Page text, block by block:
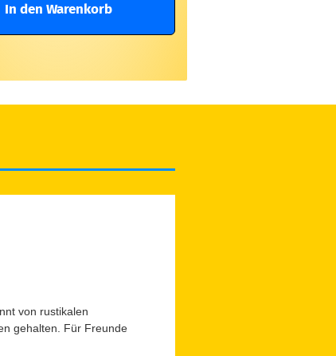
In den Warenkorb
von rustikalen
gehalten. Für Freunde